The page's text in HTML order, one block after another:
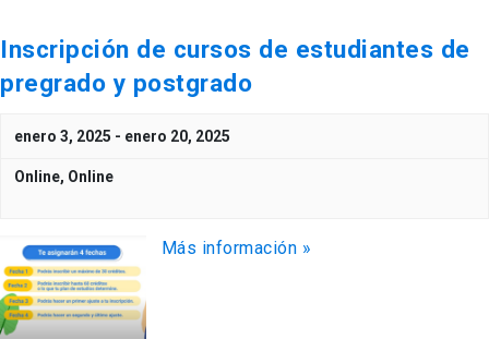
Inscripción de cursos de estudiantes de
pregrado y postgrado
enero 3, 2025 - enero 20, 2025
Online, Online
Más información »